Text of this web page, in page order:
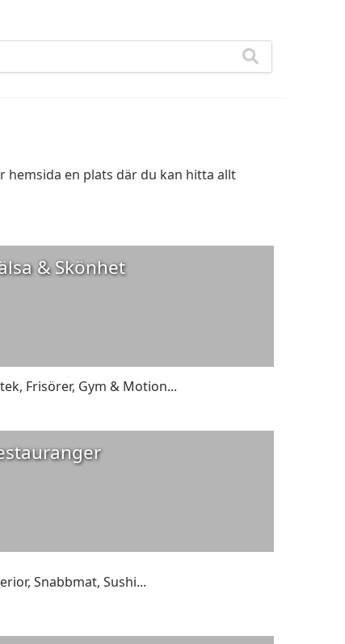
hemsida en plats där du kan hitta allt
& Skönhet
, Frisörer, Gym & Motion...
,Snabbmat,Sushi...